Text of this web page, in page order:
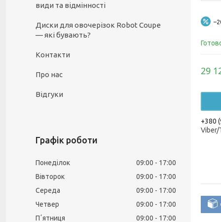
29
+380
Viber/
види та відмінності
Диски для овочерізок Robot Coupe
— які бувають?
Контакти
Про нас
Відгуки
Графік роботи
Понеділок 09:00
17:00
Вівторок
09:00
17:00
Середа
09:00
17:00
Четвер
09:00
17:00
Пʼятниця
09:00
17:00